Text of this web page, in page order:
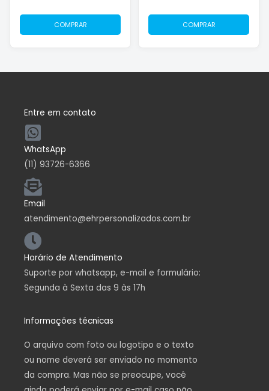
COMPRAR COMPRAR
Entre em contato
WhatsApp
(11) 93726-6366
Email
atendimento@ehrpersonalizados.com.br
Horário de Atendimento
Suporte por whatsapp, e-mail e formulário:
Segunda à Sexta das 9 às 17h
Informações técnicas
O arquivo com foto ou logotipo e o texto
ou nome deverá ser enviado no momento
da compra. Mas não se preocupe, você